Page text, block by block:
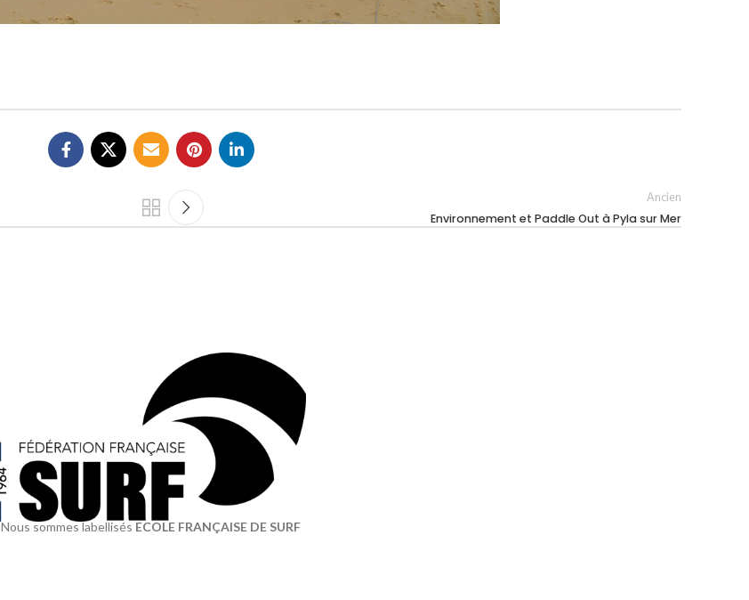
Ancien
Environnement et Paddle Out à Pyla sur Mer
Nous sommes labellisés ECOLE FRANÇAISE DE SURF